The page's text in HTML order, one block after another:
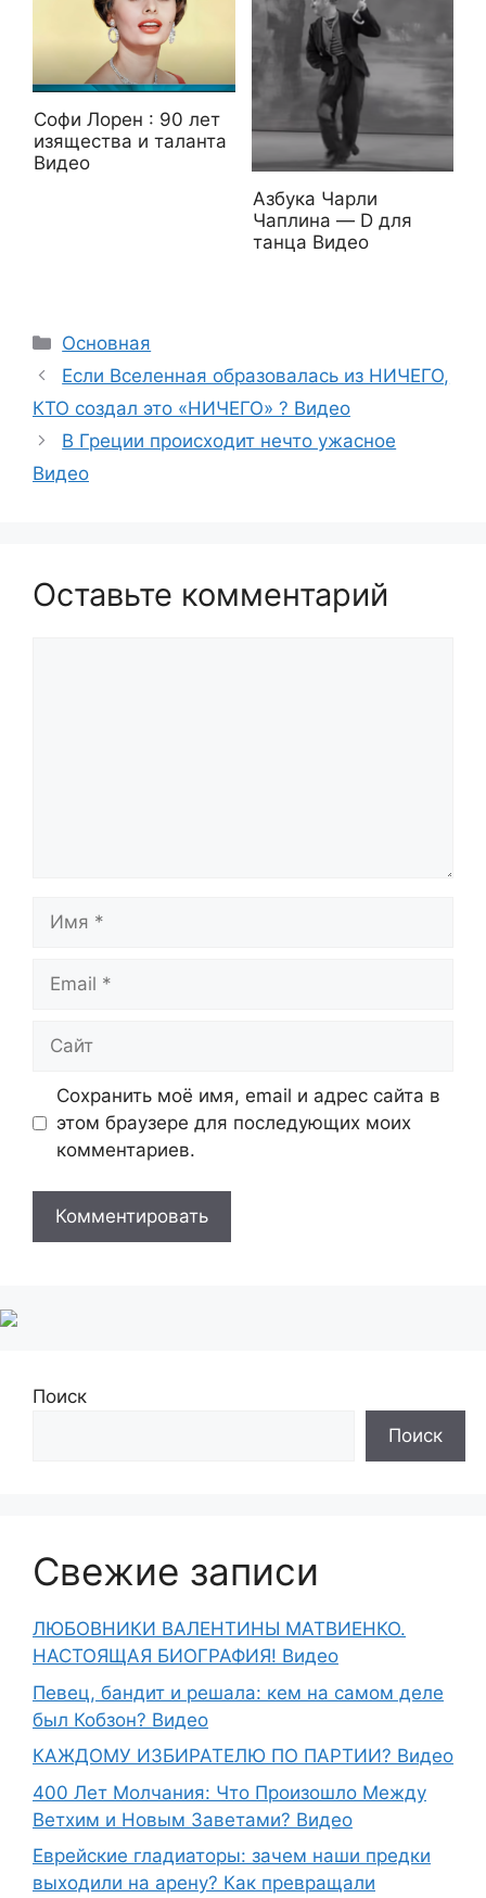
Софи Лорен : 90 лет
изящества и таланта
Видео
Азбука Чарли
Чаплина — D для
танца Видео
Рубрики
Основная
Если Вселенная образовалась из НИЧЕГО,
КТО создал это «НИЧЕГО» ? Видео
В Греции происходит нечто ужасное
Видео
Оставьте комментарий
Сохранить моё имя, email и адрес сайта в
этом браузере для последующих моих
комментариев.
Поиск
Поиск
Свежие записи
ЛЮБОВНИКИ ВАЛЕНТИНЫ МАТВИЕНКО.
НАСТОЯЩАЯ БИОГРАФИЯ! Видео
Певец, бандит и решала: кем на самом деле
был Кобзон? Видео
КАЖДОМУ ИЗБИРАТЕЛЮ ПО ПАРТИИ? Видео
400 Лет Молчания: Что Произошло Между
Ветхим и Новым Заветами? Видео
Еврейские гладиаторы: зачем наши предки
выходили на арену? Как превращали